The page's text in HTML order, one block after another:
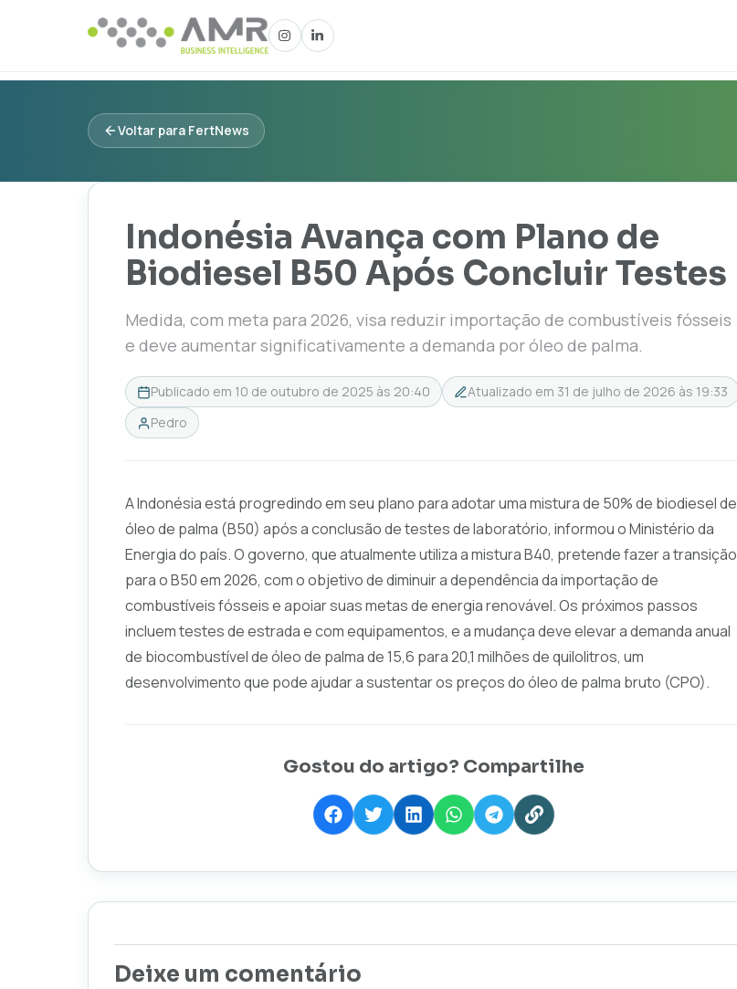
Voltar para FertNews
Indonésia Avança com Plano de
Biodiesel B50 Após Concluir Testes
Medida, com meta para 2026, visa reduzir importação de combustíveis fósseis
e deve aumentar significativamente a demanda por óleo de palma.
Publicado em 10 de outubro de 2025 às 20:40 Atualizado em 31 de julho de 2026 às 19:33
Pedro
A Indonésia está progredindo em seu plano para adotar uma mistura de 50% de biodiesel de
óleo de palma (B50) após a conclusão de testes de laboratório, informou o Ministério da
Energia do país. O governo, que atualmente utiliza a mistura B40, pretende fazer a transição
para o B50 em 2026, com o objetivo de diminuir a dependência da importação de
combustíveis fósseis e apoiar suas metas de energia renovável. Os próximos passos
incluem testes de estrada e com equipamentos, e a mudança deve elevar a demanda anual
de biocombustível de óleo de palma de 15,6 para 20,1 milhões de quilolitros, um
desenvolvimento que pode ajudar a sustentar os preços do óleo de palma bruto (CPO).
Gostou do artigo? Compartilhe
Deixe um comentário